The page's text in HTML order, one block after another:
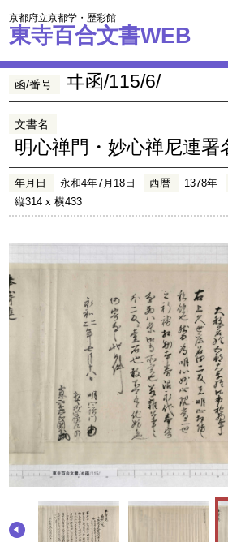
京都府立京都学・歴彩館
東寺百合文書WEB
函/番号 ヰ函/115/6/
文書名
明心禅門・妙心禅尼連署
年月日 永和4年7月18日 西暦 1378年
縦314 x 横433